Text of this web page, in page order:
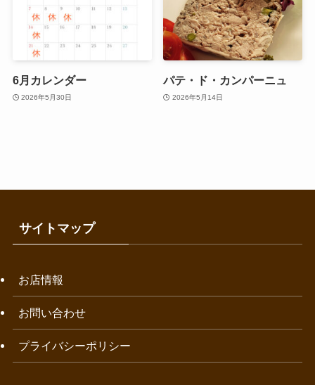
6月カレンダー
2026年5月30日
パテ・ド・カンパーニュ
2026年5月14日
サイトマップ
お店情報
お問い合わせ
プライバシーポリシー